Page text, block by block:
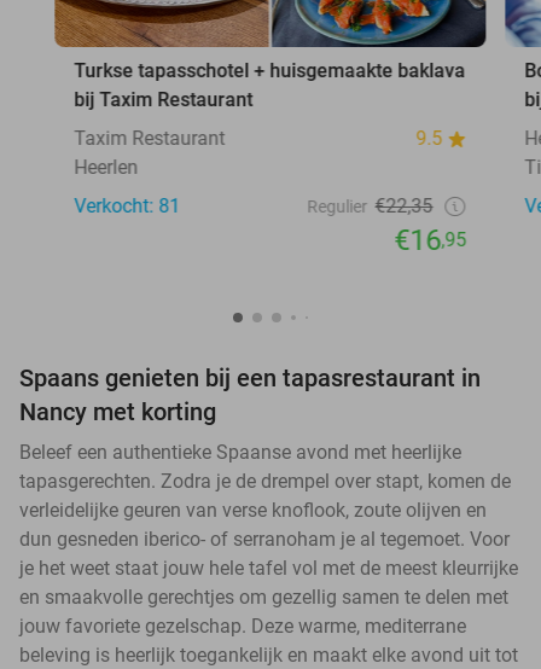
Turkse tapasschotel + huisgemaakte baklava
bij Taxim Restaurant
Taxim Restaurant
9.5
Heerlen
Verkocht: 81
Regulier €22,35
€16,95
Spaans genieten bij een tapasrestaurant in
Nancy met korting
Beleef een authentieke Spaanse avond met heerlijke
tapasgerechten. Zodra je de drempel over stapt, komen de
verleidelijke geuren van verse knoflook, zoute olijven en
dun gesneden iberico- of serranoham je al tegemoet. Voor
je het weet staat jouw hele tafel vol met de meest kleurrijke
en smaakvolle gerechtjes om gezellig samen te delen met
jouw favoriete gezelschap. Deze warme, mediterrane
beleving is heerlijk toegankelijk en maakt elke avond uit tot